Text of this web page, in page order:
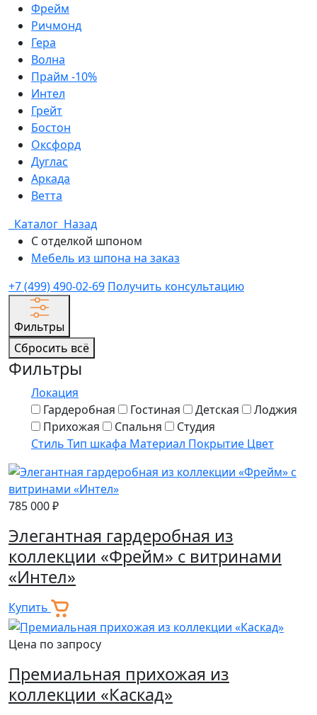
Фрейм
Ричмонд
Гера
Волна
Прайм -10%
Интел
Грейт
Бостон
Оксфорд
Дуглас
Аркада
Ветта
Каталог Назад
С отделкой шпоном
Мебель из шпона на заказ
+7 (499) 490-02-69 Получить консультацию
Фильтры
Сбросить всё
Фильтры
Локация
Гардеробная
Гостиная Детская
Лоджия
Прихожая
Спальня
Студия
Стиль Тип шкафа Материал Покрытие Цвет
785 000 ₽
Элегантная гардеробная из
коллекции «Фрейм» с витринами
«Интел»
Купить
Цена по запросу
Премиальная прихожая из
коллекции «Каскад»